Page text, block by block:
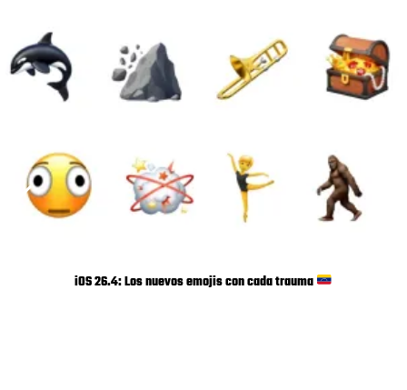
iOS 26.4: Los nuevos emojis con cada trauma